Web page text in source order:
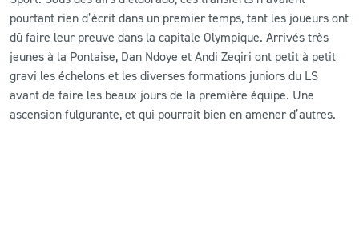
pourtant rien d’écrit dans un premier temps, tant les joueurs ont
dû faire leur preuve dans la capitale Olympique. Arrivés très
jeunes à la Pontaise, Dan Ndoye et Andi Zeqiri ont petit à petit
gravi les échelons et les diverses formations juniors du LS
avant de faire les beaux jours de la première équipe. Une
ascension fulgurante, et qui pourrait bien en amener d’autres.